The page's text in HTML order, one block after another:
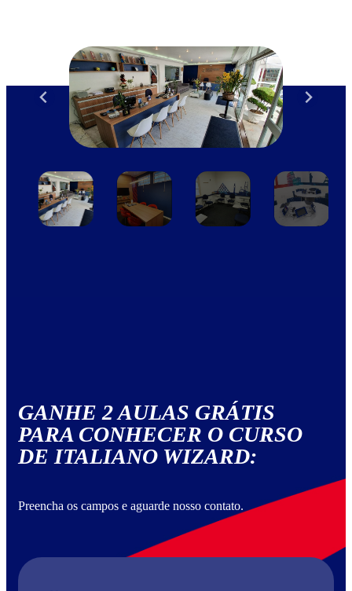
GANHE 2 AULAS GRÁTIS
PARA CONHECER O CURSO
DE ITALIANO WIZARD:
Preencha os campos e aguarde nosso contato.